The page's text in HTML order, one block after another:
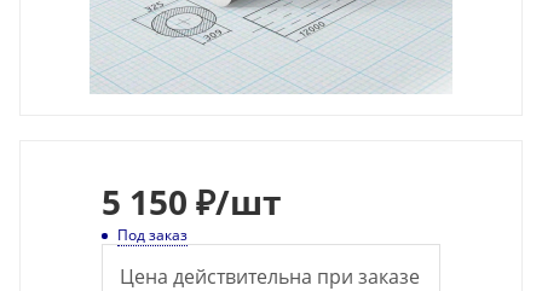
5 150 ₽/шт
Под заказ
Цена действительна при заказе